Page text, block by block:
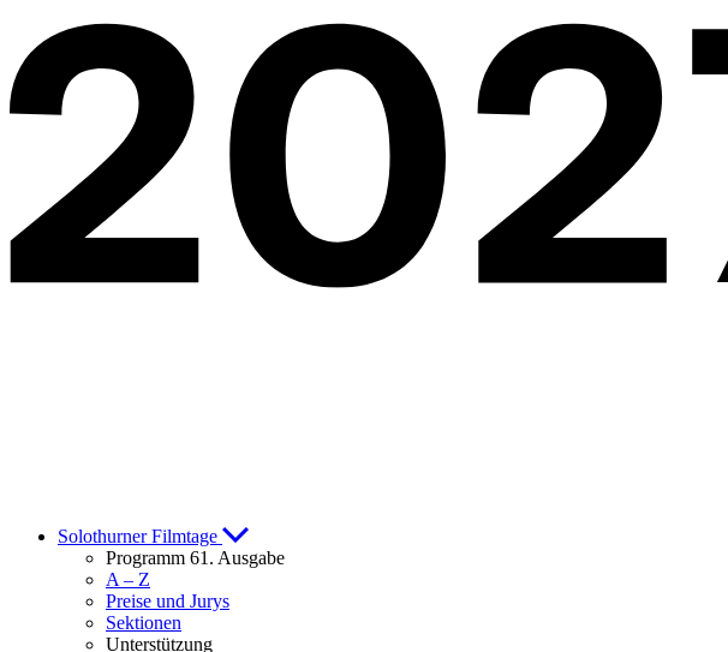
Solothurner Filmtage
Programm 61. Ausgabe
A – Z
Preise und Jurys
Sektionen
Unterstützung